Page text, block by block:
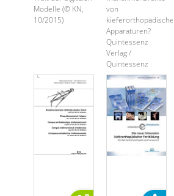
Modelle (© KN,
10/2015)
von
kieferorthopädischen
Apparaturen?
Quintessenz
Verlag /
Quintessenz
Zahntechnik ...